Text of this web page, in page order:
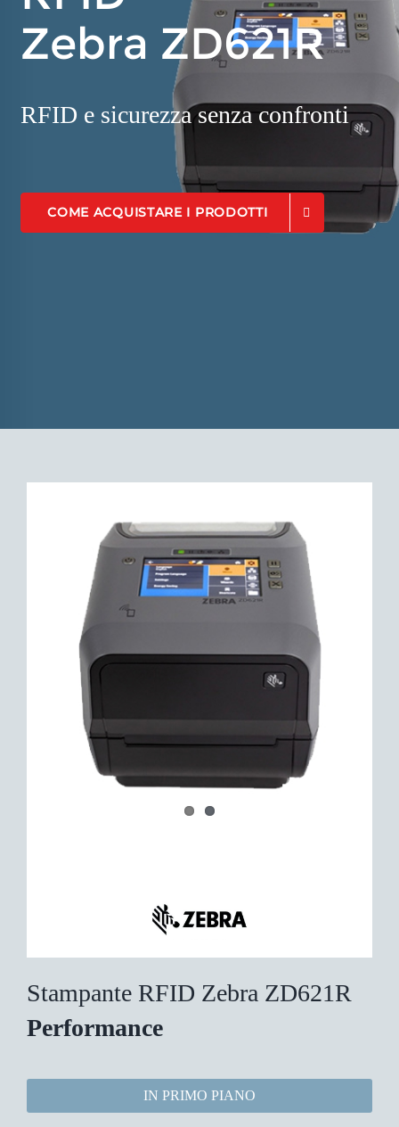
Zebra ZD621R
RFID e sicurezza senza confronti
COME ACQUISTARE I PRODOTTI
Stampante RFID Zebra ZD621R
Performance
IN PRIMO PIANO